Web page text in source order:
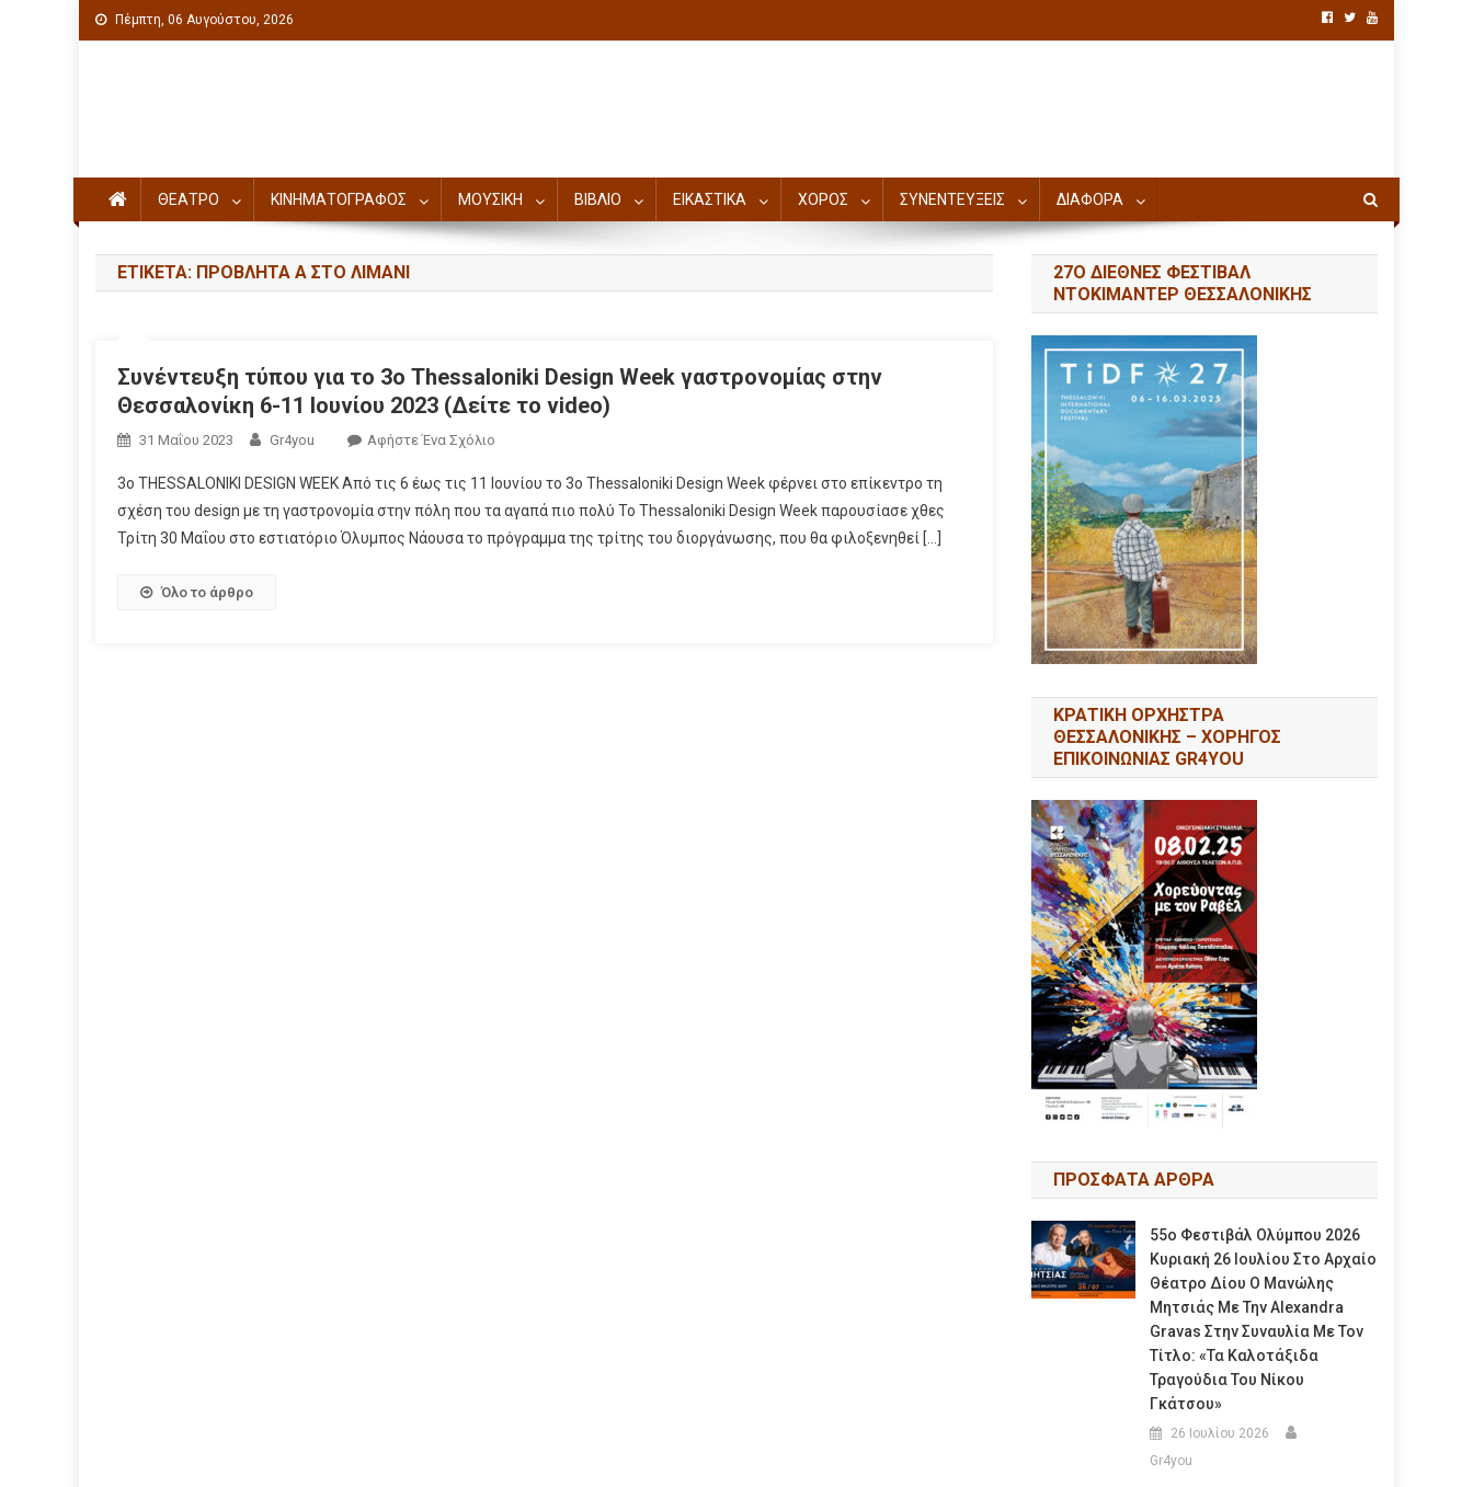
Πέμπτη, 06 Αυγούστου, 2026
ΘΕΑΤΡΟ ΚΙΝΗΜΑΤΟΓΡΑΦΟΣ ΜΟΥΣΙΚΗ ΒΙΒΛΙΟ ΕΙΚΑΣΤΙΚΑ ΧΟΡΟΣ ΣΥΝΕΝΤΕΥΞΕΙΣ ΔΙΑΦΟΡΑ
ΕΤΙΚΈΤΑ: ΠΡΟΒΛΉΤΑ Α ΣΤΟ ΛΙΜΆΝΙ
Συνέντευξη τύπου για το 3ο Thessaloniki Design Week γαστρονομίας στην
Θεσσαλονίκη 6-11 Ιουνίου 2023 (Δείτε το video)
31 Μαΐου 2023 Gr4you Αφήστε Ένα Σχόλιο
3ο THESSALONIKI DESIGN WEEK Από τις 6 έως τις 11 Ιουνίου το 3ο Thessaloniki Design Week φέρνει στο επίκεντρο τη
σχέση του design με τη γαστρονομία στην πόλη που τα αγαπά πιο πολύ Το Thessaloniki Design Week παρουσίασε χθες
Τρίτη 30 Μαΐου στο εστιατόριο Όλυμπος Νάουσα το πρόγραμμα της τρίτης του διοργάνωσης, που θα φιλοξενηθεί […]
Όλο το άρθρο
27Ο ΔΙΕΘΝΕΣ ΦΕΣΤΙΒΑΛ
ΝΤΟΚΙΜΑΝΤΕΡ ΘΕΣΣΑΛΟΝΙΚΗΣ
ΚΡΑΤΙΚΗ ΟΡΧΗΣΤΡΑ
ΘΕΣΣΑΛΟΝΙΚΗΣ – ΧΟΡΗΓΟΣ
ΕΠΙΚΟΙΝΩΝΙΑΣ GR4YOU
ΠΡΟΣΦΑΤΑ ΑΡΘΡΑ
55ο Φεστιβάλ Ολύμπου 2026
Κυριακή 26 Ιουλίου Στο Αρχαίο
Θέατρο Δίου Ο Μανώλης
Μητσιάς Με Την Alexandra
Gravas Στην Συναυλία Με Τον
Τίτλο: «τα Καλοτάξιδα
Τραγούδια Του Νίκου
Γκάτσου»
26 Ιουλίου 2026
Gr4you